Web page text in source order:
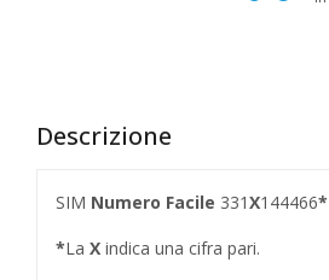
Descrizione
SIM Numero Facile 331X144466*
*La X indica una cifra pari.